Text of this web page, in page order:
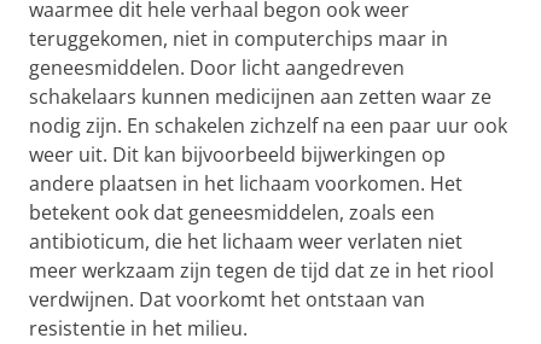
waarmee dit hele verhaal begon ook weer
teruggekomen, niet in computerchips maar in
geneesmiddelen. Door licht aangedreven
schakelaars kunnen medicijnen aan zetten waar ze
nodig zijn. En schakelen zichzelf na een paar uur ook
weer uit. Dit kan bijvoorbeeld bijwerkingen op
andere plaatsen in het lichaam voorkomen. Het
betekent ook dat geneesmiddelen, zoals een
antibioticum, die het lichaam weer verlaten niet
meer werkzaam zijn tegen de tijd dat ze in het riool
verdwijnen. Dat voorkomt het ontstaan van
resistentie in het milieu.